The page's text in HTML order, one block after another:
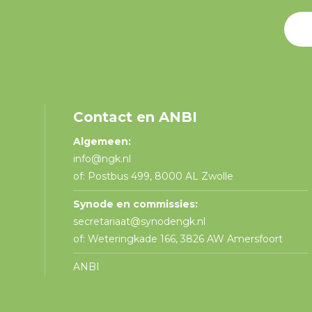
Contact en ANBI
Algemeen:
info@ngk.nl
of: Postbus 499, 8000 AL Zwolle
Synode en commissies:
secretariaat@synodengk.nl
of: Weteringkade 166, 3826 AW Amersfoort
ANBI